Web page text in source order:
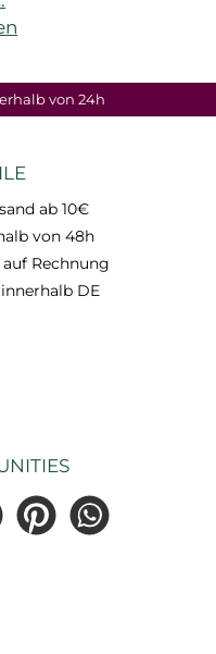
von 24h
ab 10€
von 48h
Rechnung
DE
PinterestWhatsApp